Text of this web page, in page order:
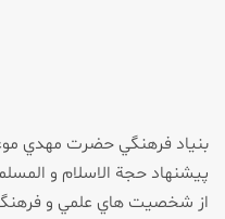
پيشنهاد حجة الاسلام و
از شخصيت هاي علمي و